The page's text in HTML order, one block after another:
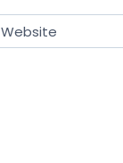
Website